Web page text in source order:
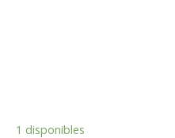
1 disponibles